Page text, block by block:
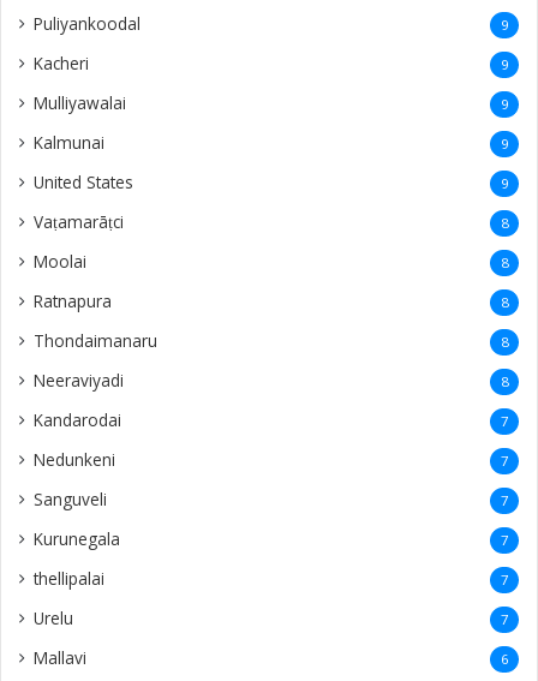
Puliyankoodal 9
Kacheri 9
Mulliyawalai 9
Kalmunai 9
United States 9
Vaṭamarāṭci 8
Moolai 8
Ratnapura 8
Thondaimanaru 8
Neeraviyadi 8
Kandarodai 7
Nedunkeni 7
Sanguveli 7
Kurunegala 7
thellipalai 7
Urelu 7
Mallavi 6